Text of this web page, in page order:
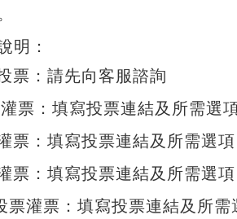
明：
票：請先向客服諮詢
票：填寫投票連結及所需選
票：填寫投票連結及所需選項
票：填寫投票連結及所需選項
票灌票：填寫投票連結及所需